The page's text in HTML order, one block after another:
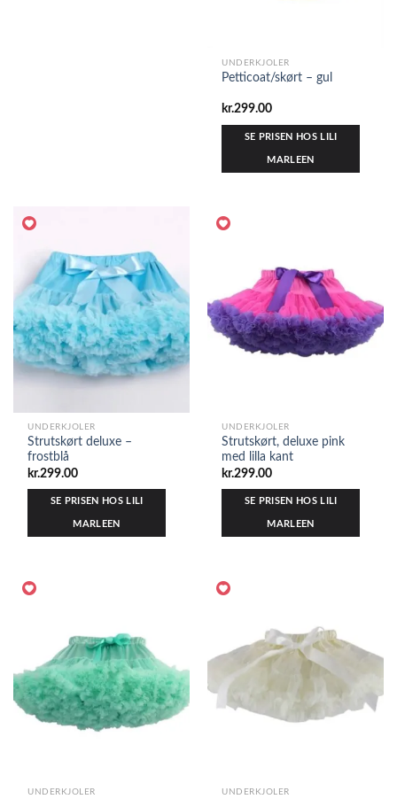
UNDERKJOLER
Petticoat/skørt – gul
kr.299.00
SE PRISEN HOS LILI
MARLEEN
UNDERKJOLER
Strutskørt deluxe –
frostblå
kr.299.00
SE PRISEN HOS LILI
MARLEEN
UNDERKJOLER
Strutskørt, deluxe pink
med lilla kant
kr.299.00
SE PRISEN HOS LILI
MARLEEN
UNDERKJOLER UNDERKJOLER